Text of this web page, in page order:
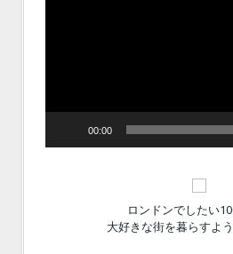
00:00
ロンドンでしたい
大好きな街を暮らすよ